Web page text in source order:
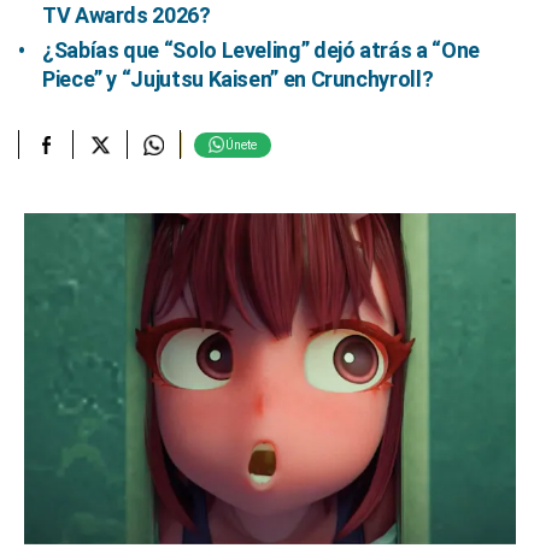
TV Awards 2026?
¿Sabías que “Solo Leveling” dejó atrás a “One
Piece” y “Jujutsu Kaisen” en Crunchyroll?
Únete